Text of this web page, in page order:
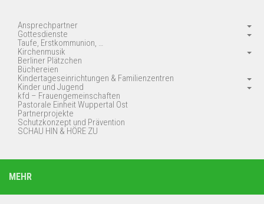
Ansprechpartner
Gottesdienste
Taufe, Erstkommunion, …
Kirchenmusik
Berliner Plätzchen
Büchereien
Kindertageseinrichtungen & Familienzentren
Kinder und Jugend
kfd – Frauengemeinschaften
Pastorale Einheit Wuppertal Ost
Partnerprojekte
Schutzkonzept und Prävention
SCHAU HIN & HÖRE ZU
MEHR